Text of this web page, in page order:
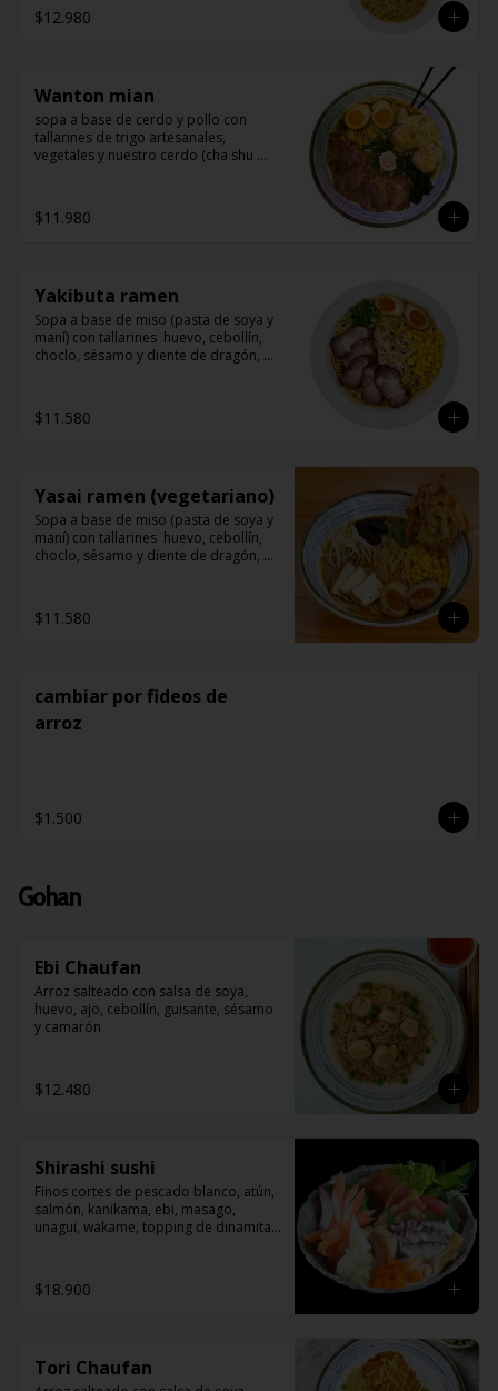
$12.980
Wanton mian
sopa a base de cerdo y pollo con
tallarines de trigo artesanales,
vegetales y nuestro cerdo (cha shu
$11.980
Yakibuta ramen
Sopa a base de miso (pasta de soya y
maní) con tallarines  huevo, cebollín,
choclo, sésamo y diente de dragón,
$11.580
Yasai ramen (vegetariano)
Sopa a base de miso (pasta de soya y
maní) con tallarines  huevo, cebollín,
choclo, sésamo y diente de dragón,
$11.580
cambiar por fideos de
arroz
$1.500
Gohan
Ebi Chaufan
Arroz salteado con salsa de soya,
huevo, ajo, cebollín, guisante, sésamo
y camarón
$12.480
Shirashi sushi
Finos cortes de pescado blanco, atún,
salmón, kanikama, ebi, masago,
unagui, wakame, topping de dinamita ,
$18.900
Tori Chaufan